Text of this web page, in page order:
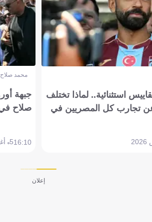
استثنائية.. لماذا تختلف
تجارب كل المصريين في
محمد صلاح
جبهة
صلاح
16:105 أغسطس 2026
إعلان